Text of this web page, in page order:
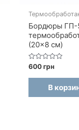
Бордюры ГП-
(20×8 см)
Оценка
0
из
600грн
В